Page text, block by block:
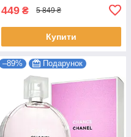
449 ₴ 5 849 ₴
Купити
–89% Подарунок